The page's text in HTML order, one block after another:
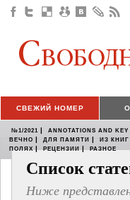
СВЕЖИЙ НОМЕР
№1/2021 | ANNOTATIONS AND KEY
ВЕЧНО | ДЛЯ ПАМЯТИ | ИЗ КНИГ
ПОЛЯХ | РЕЦЕНЗИИ | РАЗНОЕ
Список
Ниже